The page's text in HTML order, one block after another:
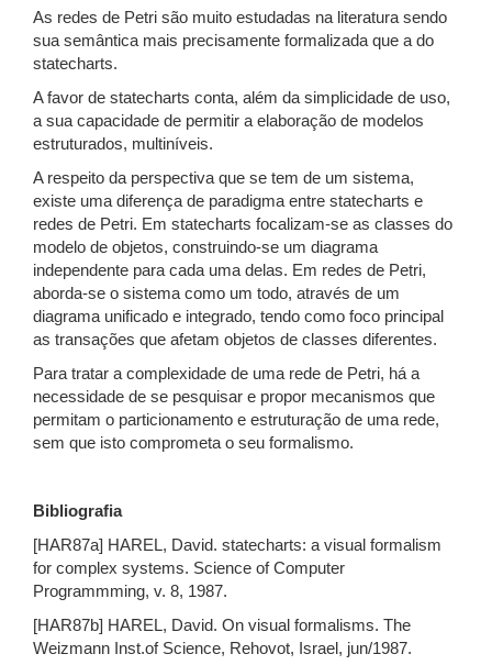
As redes de Petri são muito estudadas na literatura sendo
sua semântica mais precisamente formalizada que a do
statecharts.
A favor de statecharts conta, além da simplicidade de uso,
a sua capacidade de permitir a elaboração de modelos
estruturados, multiníveis.
A respeito da perspectiva que se tem de um sistema,
existe uma diferença de paradigma entre statecharts e
redes de Petri. Em statecharts focalizam-se as classes do
modelo de objetos, construindo-se um diagrama
independente para cada uma delas. Em redes de Petri,
aborda-se o sistema como um todo, através de um
diagrama unificado e integrado, tendo como foco principal
as transações que afetam objetos de classes diferentes.
Para tratar a complexidade de uma rede de Petri, há a
necessidade de se pesquisar e propor mecanismos que
permitam o particionamento e estruturação de uma rede,
sem que isto comprometa o seu formalismo.
Bibliografia
[HAR87a] HAREL, David. statecharts: a visual formalism
for complex systems. Science of Computer
Programmming, v. 8, 1987.
[HAR87b] HAREL, David. On visual formalisms. The
Weizmann Inst.of Science, Rehovot, Israel, jun/1987.